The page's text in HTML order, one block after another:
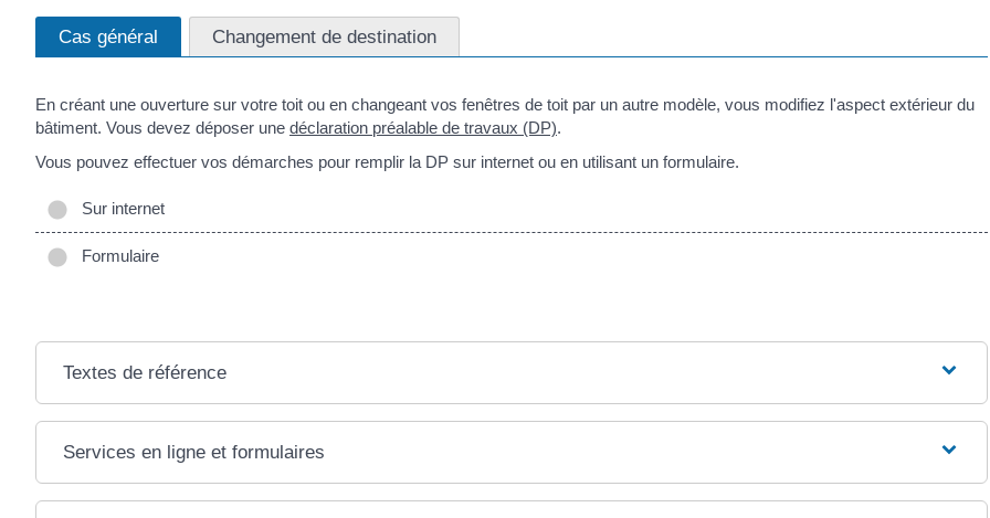
Cas général Changement de destination
En créant une ouverture sur votre toit ou en changeant vos fenêtres de toit par un autre modèle, vous modifiez l'aspect extérieur du
bâtiment. Vous devez déposer une déclaration préalable de travaux (DP).
Vous pouvez effectuer vos démarches pour remplir la DP sur internet ou en utilisant un formulaire.
Sur internet
Formulaire
Textes de référence
Services en ligne et formulaires